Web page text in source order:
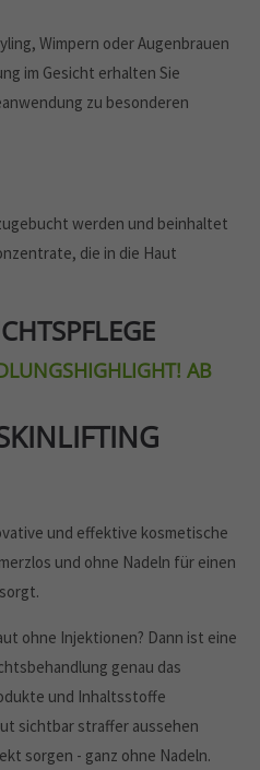
Wimpern oder Augenbrauen
im Gesicht erhalten Sie
zu besonderen
werden und beinhaltet
die in die Haut
AB
und effektive kosmetische
und ohne Nadeln für einen
ohne Injektionen? Dann ist eine
genau das
und Inhaltsstoffe
sichtbar straffer aussehen
sorgen - ganz ohne Nadeln.